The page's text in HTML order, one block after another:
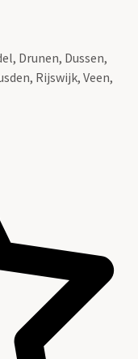
Drunen, Dussen,
Rijswijk, Veen,